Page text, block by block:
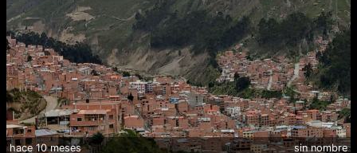
hace 10 meses sin nombre